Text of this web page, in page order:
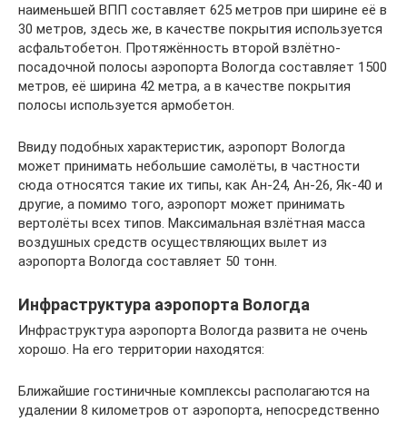
наименьшей ВПП составляет 625 метров при ширине её в
30 метров, здесь же, в качестве покрытия используется
асфальтобетон. Протяжённость второй взлётно-
посадочной полосы аэропорта Вологда составляет 1500
метров, её ширина 42 метра, а в качестве покрытия
полосы используется армобетон.
Ввиду подобных характеристик, аэропорт Вологда
может принимать небольшие самолёты, в частности
сюда относятся такие их типы, как Ан-24, Ан-26, Як-40 и
другие, а помимо того, аэропорт может принимать
вертолёты всех типов. Максимальная взлётная масса
воздушных средств осуществляющих вылет из
аэропорта Вологда составляет 50 тонн.
Инфраструктура аэропорта Вологда
Инфраструктура аэропорта Вологда развита не очень
хорошо. На его территории находятся:
Ближайшие гостиничные комплексы располагаются на
удалении 8 километров от аэропорта, непосредственно